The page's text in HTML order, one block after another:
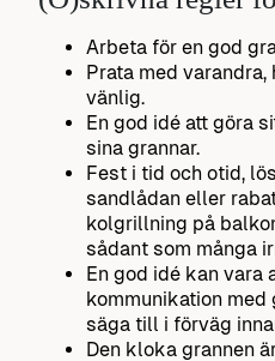
Arbeta för en god
Prata med
vänlig.
En god idé att göra
sina grannar.
Fest i tid och otid,
sandlådan eller
kolgrillning på
sådant som många
En god idé kan vara
kommunikation med
säga till i förväg
Den kloka grannen